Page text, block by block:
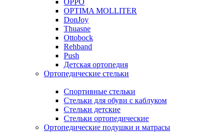
OPPO
OPTIMA MOLLITER
DonJoy
Thuasne
Ottobock
Rehband
Push
Детская ортопедия
Ортопедические стельки
Спортивные стельки
Стельки для обуви с каблуком
Стельки детские
Стельки ортопедические
Ортопедические подушки и матрасы